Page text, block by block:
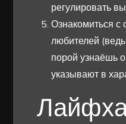
регулировать
Ознакомиться с
любителей
порой узнаёшь
указывают в